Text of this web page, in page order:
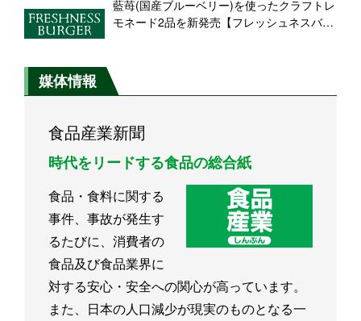
藍苺(国産ブルーベリー)を使ったクラフトレ
モネード2品を新発売【フレッシュネスバー
媒体情報
食品産業新聞
時代をリードする食品の総合紙
食品・食料に関する
事件、事故が発生す
るたびに、消費者の
食品及び食品業界に
対する安心・安全への関心が高っています。
また、日本の人口減少が現実のものとなる一